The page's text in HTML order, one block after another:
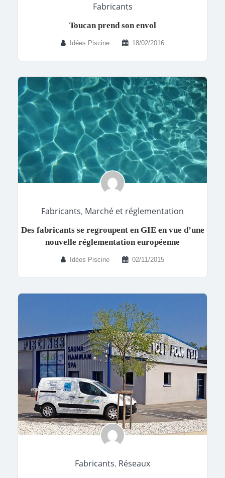
Fabricants
Toucan prend son envol
Idées Piscine 18/02/2016
Fabricants, Marché et réglementation
Des fabricants se regroupent en GIE en vue d’une
nouvelle réglementation européenne
Idées Piscine 02/11/2015
Fabricants, Réseaux